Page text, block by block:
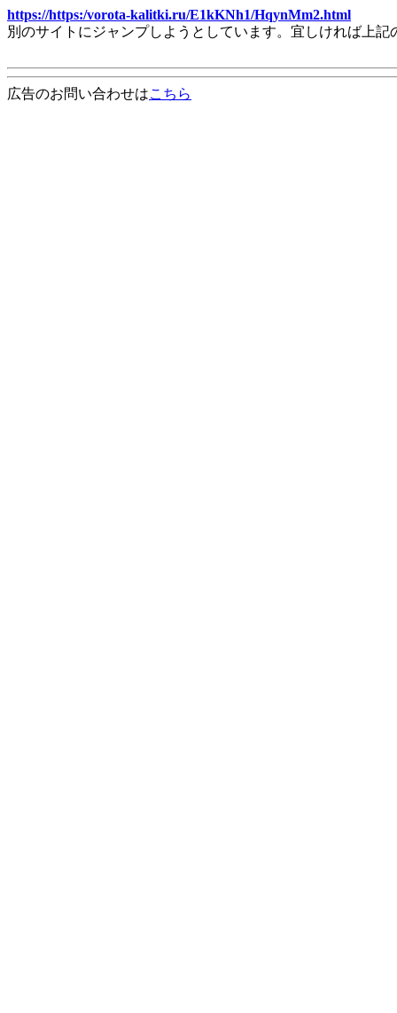
https://https:/vorota-kalitki.ru/E1kKNh1/HqynMm2.html
別のサイトにジャンプしようとしています。宜しければ上
広告のお問い合わせはこちら